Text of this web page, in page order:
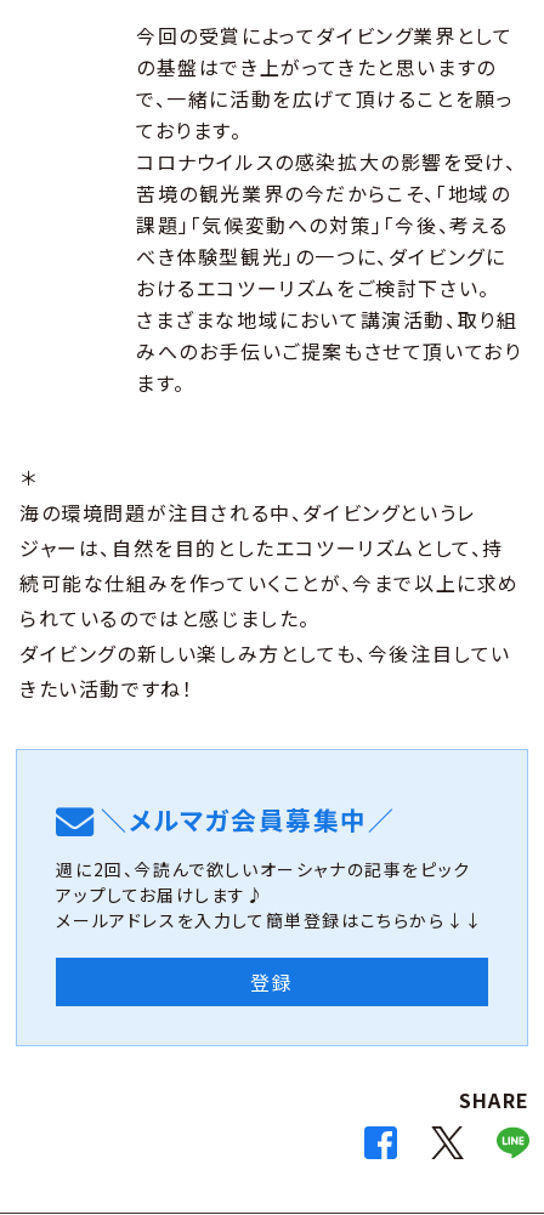
今回の受賞によってダイビング業界として
の基盤はでき上がってきたと思いますの
で、一緒に活動を広げて頂けることを願っ
ております。
コロナウイルスの感染拡大の影響を受け、
苦境の観光業界の今だからこそ、「地域の
課題」「気候変動への対策」「今後、考える
べき体験型観光」の一つに、ダイビングに
おけるエコツーリズムをご検討下さい。
さまざまな地域において講演活動、取り組
みへのお手伝いご提案もさせて頂いており
ます。
＊
海の環境問題が注目される中、ダイビングというレ
ジャーは、自然を目的としたエコツーリズムとして、持
続可能な仕組みを作っていくことが、今まで以上に求め
られているのではと感じました。
ダイビングの新しい楽しみ方としても、今後注目してい
きたい活動ですね！
＼メルマガ会員募集中／
週に2回、今読んで欲しいオーシャナの記事をピック
アップしてお届けします♪
メールアドレスを入力して簡単登録はこちらから↓↓
登録
SHARE